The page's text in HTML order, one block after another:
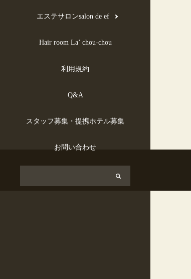
エステサロンsalon de ef
Hair room La’ chou-chou
利用規約
Q&A
スタッフ募集・提携ホテル募集
お問い合わせ